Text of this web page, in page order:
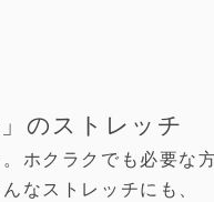
のストレッチ
ホクラクでも必要な
なストレッチにも、